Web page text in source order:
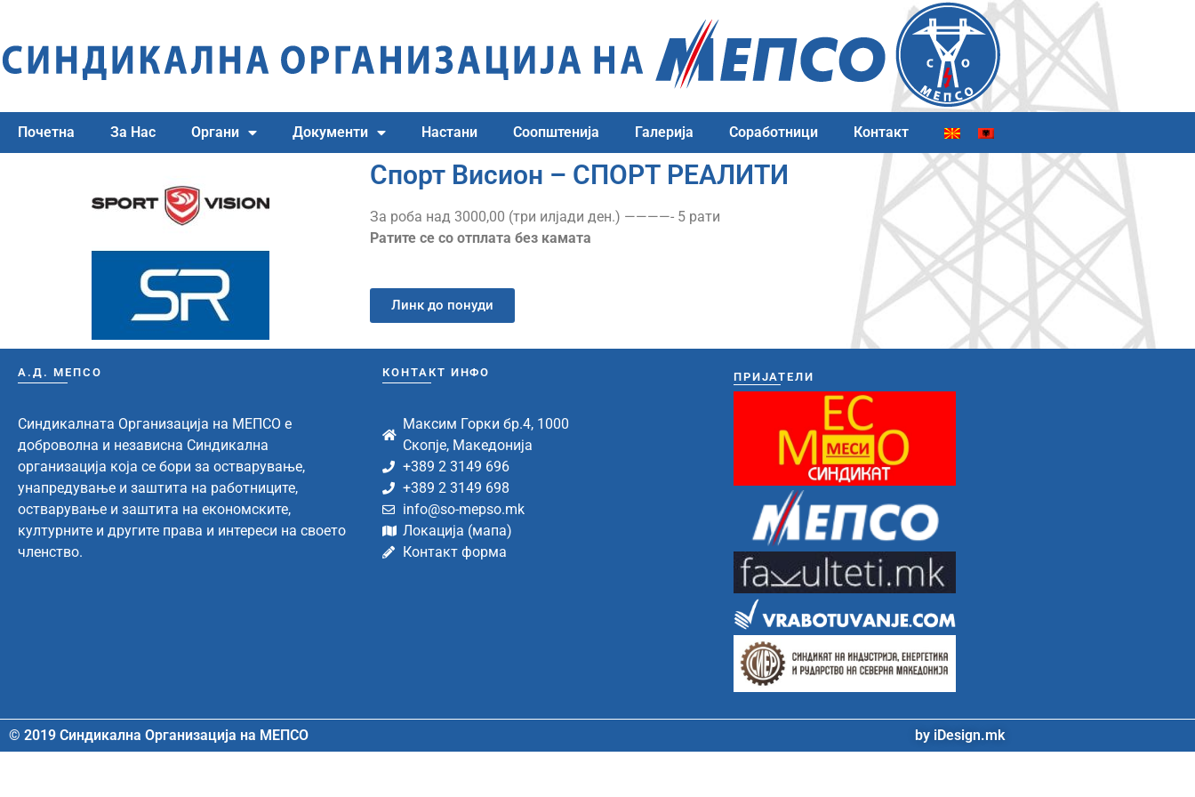
Почетна За Нас Органи Документи Настани Соопштенија Галерија Соработници Контакт
Спорт Висион – СПОРТ РЕАЛИТИ
За роба над 3000,00 (три илјади ден.) ————- 5 рати
Ратите се со отплата без камата
Линк до понуди
А.Д. МЕПСО
Синдикалната Организација на МЕПСО е
доброволна и независна Синдикална
организација која се бори за остварување,
унапредување и заштита на работниците,
остварување и заштита на економските,
културните и другите права и интереси на своето
членство.
КОНТАКТ ИНФО
Максим Горки бр.4, 1000
Скопје, Македонија
+389 2 3149 696
+389 2 3149 698
info@so-mepso.mk
Локација (мапа)
Контакт форма
ПРИЈАТЕЛИ
© 2019 Синдикална Организација на МЕПСО by iDesign.mk